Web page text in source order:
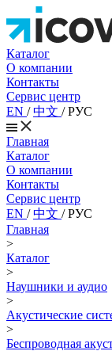
Каталог
О компании
Контакты
Сервис центр
EN /中文 /РУС
Главная
Каталог
О компании
Контакты
Сервис центр
EN /中文 /РУС
Главная
>
Каталог
>
Наушники и аудио
>
Акустические
>
Беспроводная